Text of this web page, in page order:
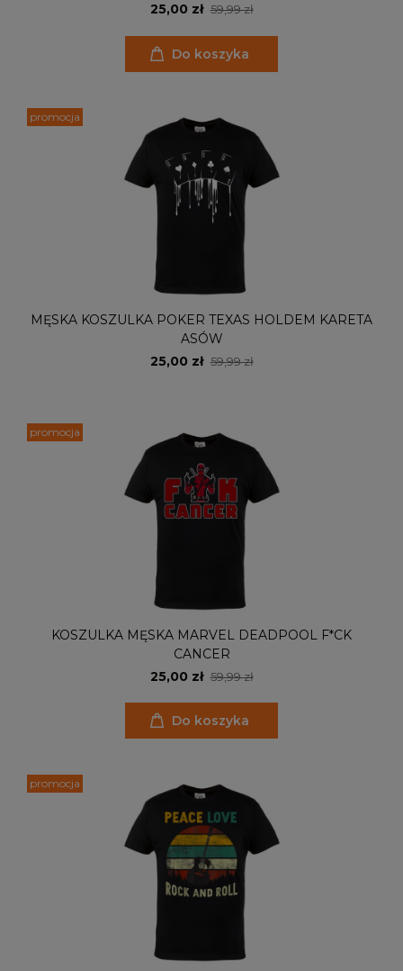
25,00 zł 59,99 zł
Do koszyka
MĘSKA KOSZULKA POKER TEXAS HOLDEM KARETA
ASÓW
25,00 zł 59,99 zł
promocja
KOSZULKA MĘSKA MARVEL DEADPOOL F*CK
CANCER
25,00 zł 59,99 zł
Do koszyka
promocja
promocja